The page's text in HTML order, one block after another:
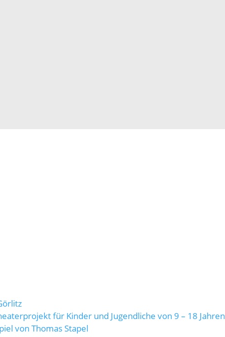
für Kinder und Jugendliche von 9 – 18 Jahren
von Thomas Stapel